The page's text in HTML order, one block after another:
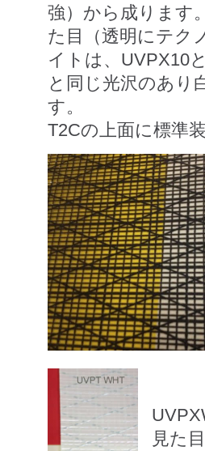
強）から成ります
た目（透明にテ
イトは、UVPX10
と同じ光沢のあり
す
T2Cの上面に標準
見た